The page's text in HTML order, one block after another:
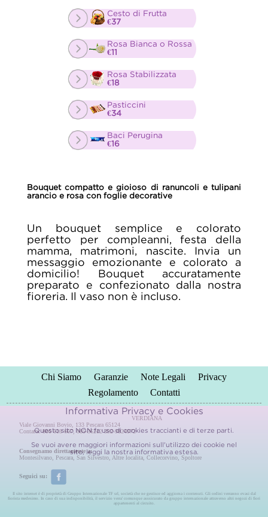
Cesto di Frutta
€37
Rosa Bianca o Rossa
€11
Rosa Stabilizzata
€18
Pasticcini
€34
Baci Perugina
€16
Bouquet compatto e gioioso di ranuncoli e tulipani
arancio e rosa con foglie decorative
Un bouquet semplice e colorato
perfetto per compleanni, festa della
mamma, matrimoni, nascite. Invia un
messaggio emozionante e colorato a
domicilio! Bouquet accuratamente
preparato e confezionato dalla nostra
fioreria. Il vaso non è incluso.
Chi Siamo Garanzie Note Legali
Privacy
Regolamento
Contatti
VERDIANA
Viale Giovanni Bovio, 133 Pescara 65124
Contatti: 800 618 667, 085-36212 392-9824972
Consegnamo direttamente a:
Montesilvano
Pescara San Silvestro Altre localita ,Collecorvino Spoltore
Seguici su:
Il sito internet è di proprietà di Gruppo Internazionale TF srl, società che ne gestisce ed aggiorna i contenuti. Gli ordini verranno evasi dal
fiorista medesimo. In caso di sua indisponibilità, il servizio verra' comunque asssicurato da gruppo internazionale attraverso altri negozi di fiori
appartenenti al circuito.
Informativa Privacy e Cookies
Questo sito NON fa uso di cookies traccianti e di terze parti.
Se vuoi avere maggiori informazioni sull'utilizzo dei cookie nel
sito, leggi la nostra informativa estesa.